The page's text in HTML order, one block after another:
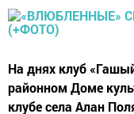
На днях клуб
районном Доме
клубе села Алан